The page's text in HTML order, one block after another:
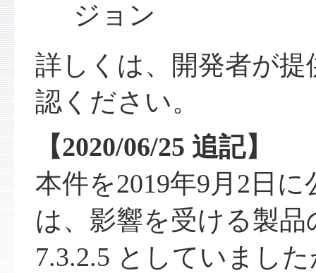
ジョン
詳しくは、開発者が
認ください。
【2020/06/25 追記】
本件を2019年9月2日
は、影響を受ける製
7.3.2.5 としていまし